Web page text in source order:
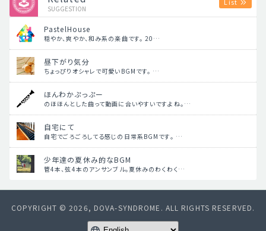
SUGGESTION
PastelHouse
穏やか、爽やか、和み系の楽曲です。 20…
昼下がり気分
ちょっぴりオシャレで可愛いBGMです。 …
ほんわかぷっぷー
のほほんとした曲って動画に合いやすいですよね。…
自宅にて
自宅でごろごろしてる感じの日常系BGMです。 …
少年達の夏休み的なBGM
管4本、弦4本のアンサンブル。夏休みのわくわく…
COPYRIGHT © 2026, DOVA-SYNDROME. ALL RIGHTS RESERVED.